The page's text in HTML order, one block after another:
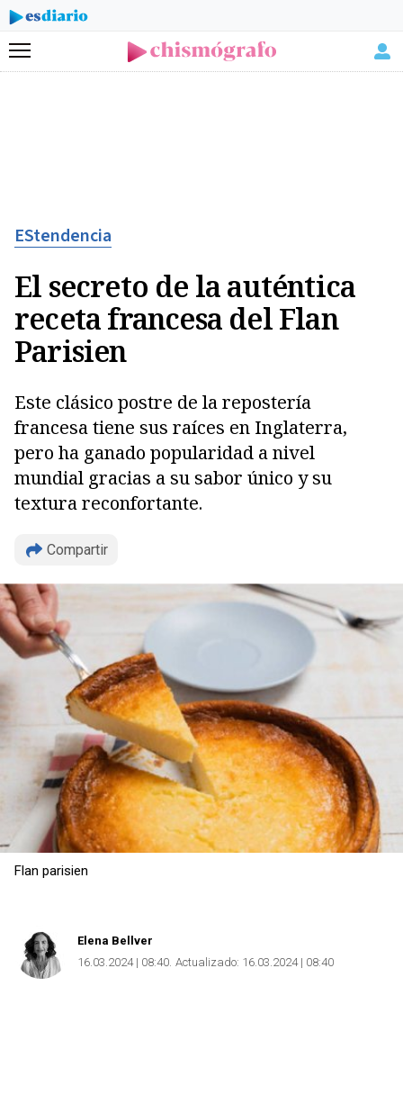
Menú
EStendencia
El secreto de la auténtica
receta francesa del Flan
Parisien
Este clásico postre de la repostería
francesa tiene sus raíces en Inglaterra,
pero ha ganado popularidad a nivel
mundial gracias a su sabor único y su
textura reconfortante.
Compartir
Flan parisien
Elena Bellver
16.03.2024 | 08:40 Actualizado: 16.03.2024 | 08:40